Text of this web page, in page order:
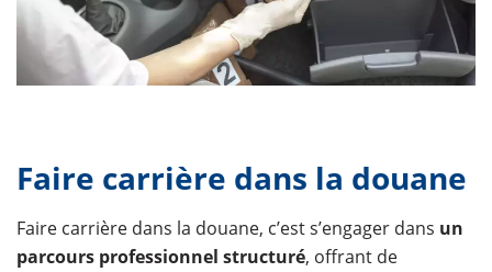
Faire carrière dans la douane
Faire carrière dans la douane, c’est s’engager dans un
parcours professionnel structuré, offrant de